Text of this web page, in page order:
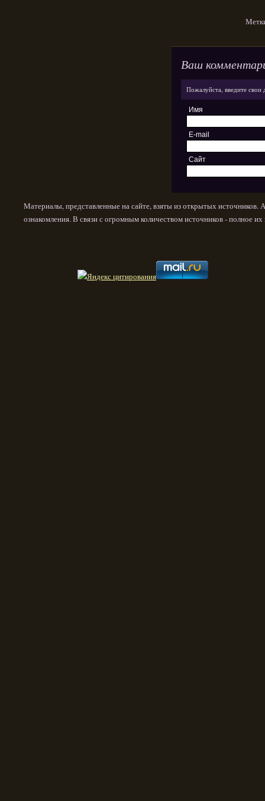
Ваш
Пожалуйста, введите
Имя
E-mail
Сайт
Материалы, представленные на сайте, взяты из открытых
ознакомления. В связи с огромным количеством источников - полное